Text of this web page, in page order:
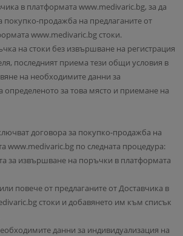
в платформата www.medivaric.bg, за да
покупко-продажба на предлаганите от
www.medivaric.bg стоки.
на стоки без извършване на регистрация
последният приема тези общи условия в
на необходимите данни за
определеното за това място и приемане на
договора за покупко-продажба на
www.medivaric.bg по следната процедура:
за извършване на поръчки в платформата
повече от предлаганите от Доставчика в
стоки и добавянето им към списък
данни за индивидуализация на